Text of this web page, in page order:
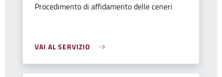
Procedimento di affidamento delle ceneri
VAI AL SERVIZIO